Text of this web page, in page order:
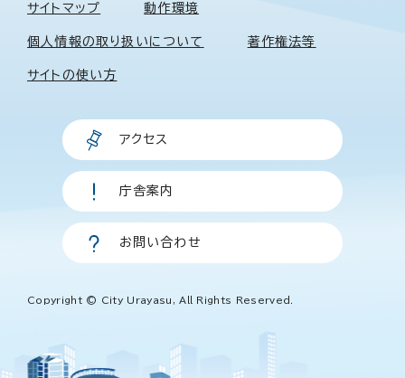
サイトマップ 動作環境
個人情報の取り扱いについて 著作権法等
サイトの使い方
アクセス
庁舎案内
お問い合わせ
Copyright © City Urayasu, All Rights Reserved.